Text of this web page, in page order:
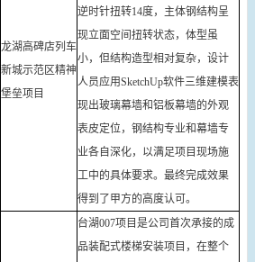
龙湖高碑店列车
新城示范区精神
堡垒项目
逆时针扭转14度，主体钢结构呈
现立面空间扭转状态，体型虽
小，但结构造型相对复杂，设计
人员应用SketchUp软件三维建模表
现出玻璃幕墙和铝板幕墙的外观
表皮定位，钢结构专业和幕墙专
业各自深化，以满足项目现场施
工中的具体要求。最终完成效果
得到了甲方的高度认可。
台湖007项目是公司首次承接的成
品装配式楼梯安装项目，在整个